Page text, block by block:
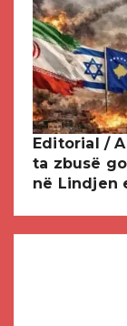
Editorial /
ta zbusë
në Lindjen